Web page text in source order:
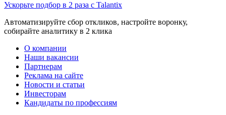
Ускорьте подбор в 2 раза с Talantix
Автоматизируйте сбор откликов, настройте воронку,
собирайте аналитику в 2 клика
О компании
Наши вакансии
Партнерам
Реклама на сайте
Новости и статьи
Инвесторам
Кандидаты по профессиям